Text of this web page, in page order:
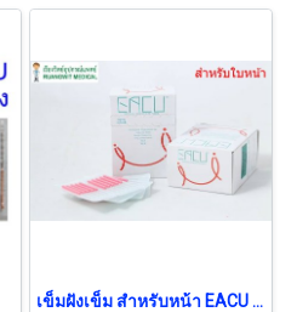
เข็มฝังเข็ม สำหรับหน้า EACU ขนาด 0.12x15 mm (1 กล่อง)